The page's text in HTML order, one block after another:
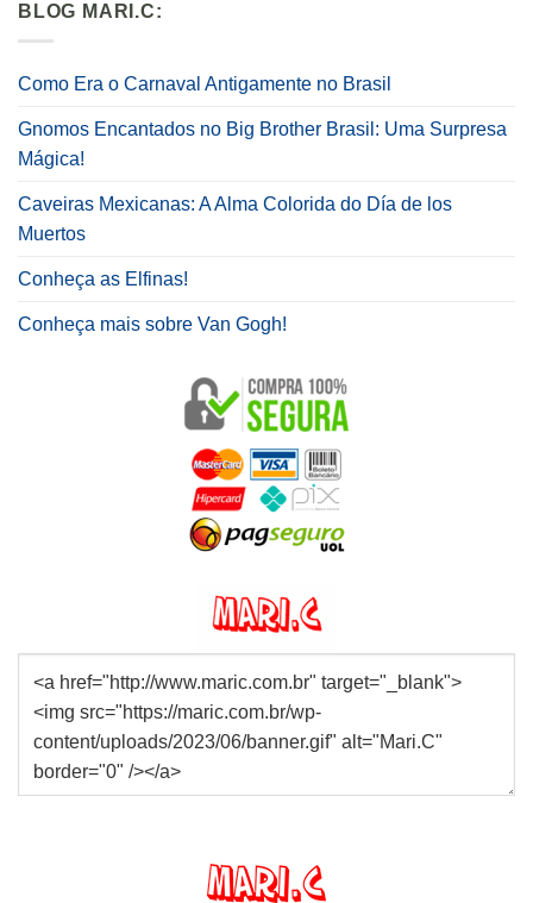
BLOG MARI.C:
Como Era o Carnaval Antigamente no Brasil
Gnomos Encantados no Big Brother Brasil: Uma Surpresa
Mágica!
Caveiras Mexicanas: A Alma Colorida do Día de los
Muertos
Conheça as Elfinas!
Conheça mais sobre Van Gogh!